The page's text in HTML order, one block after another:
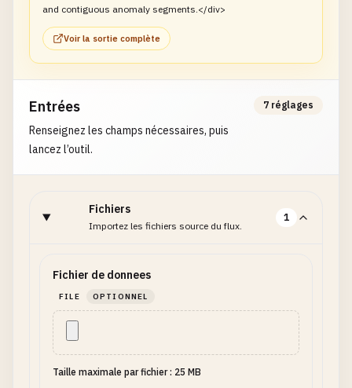
and contiguous anomaly segments.</div>
Voir la sortie complète
Entrées
Renseignez les champs nécessaires, puis
lancez l’outil.
7 réglages
Fichiers
Importez les fichiers source du flux.
1
Fichier de donnees
FILE OPTIONNEL
Taille maximale par fichier : 25 MB